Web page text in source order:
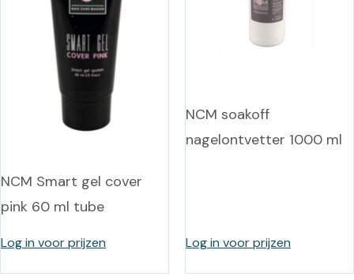
NCM Smart gel cover
pink 60 ml tube
Log in voor prijzen
NCM soakoff
nagelontvetter 1000 ml
Log in voor prijzen